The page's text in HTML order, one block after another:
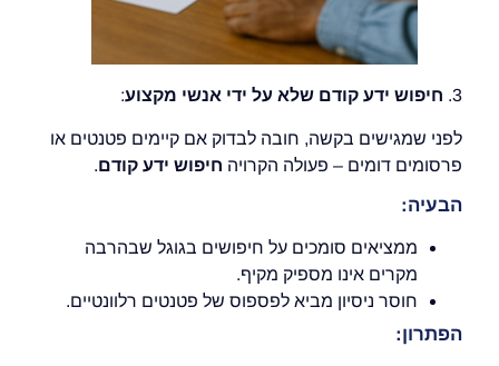
3. חיפוש ידע קודם שלא על ידי אנשי מקצוע:
לפני שמגישים בקשה, חובה לבדוק אם קיימים פטנטים או
פרסומים דומים – פעולה הקרויה חיפוש ידע קודם.
הבעיה:
ממציאים סומכים על חיפושים בגוגל שבהרבה
מקרים אינו מספיק מקיף.
חוסר ניסיון מביא לפספוס של פטנטים רלוונטיים.
הפתרון: